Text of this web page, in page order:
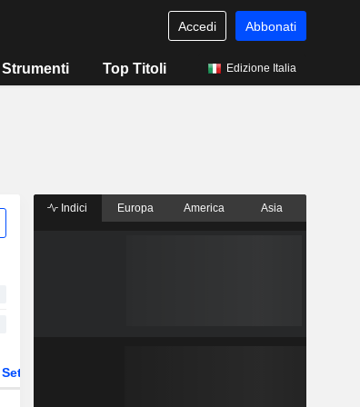
Accedi Abbonati
Strumenti Top Titoli Edizione Italia
Settore
Indici Europa America Asia